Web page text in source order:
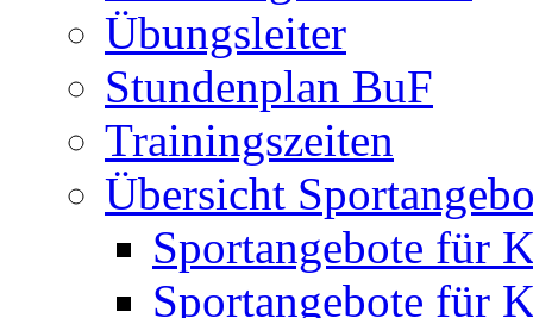
Übungsleiter
Stundenplan BuF
Trainingszeiten
Übersicht
Sportangebote für
Sportangebote für